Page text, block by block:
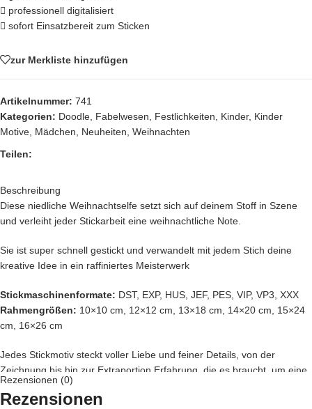
professionell digitalisiert
sofort Einsatzbereit zum Sticken
zur Merkliste hinzufügen
Artikelnummer: 741
Kategorien: Doodle Fabelwesen Festlichkeiten Kinder, Kinder
Motive Mädchen Neuheiten Weihnachten
Teilen:
Beschreibung
Diese niedliche Weihnachtselfe setzt sich auf deinem Stoff in Szene
und verleiht jeder Stickarbeit eine weihnachtliche Note.
Sie ist super schnell gestickt und verwandelt mit jedem Stich deine
kreative Idee in ein raffiniertes Meisterwerk
Stickmaschinenformate: DST, EXP, HUS, JEF, PES, VIP, VP3, XXX
Rahmengrößen: 10×10 cm, 12×12 cm, 13×18 cm, 14×20 cm, 15×24
cm, 16×26 cm
Jedes Stickmotiv steckt voller Liebe und feiner Details, von der
Zeichnung bis hin zur Extraportion Erfahrung, die es braucht, um eine
Stickdatei perfekt zu digitalisieren. Erst wenn sie dann den Probestick
gemeistert hat, darf sie zu dir wandern, denn dein Stickprojekt verdient
Rezensionen (0)
Rezensionen